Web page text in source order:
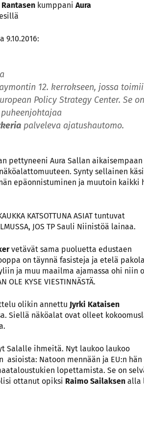
kumppani Aura
12. kerrokseen, jossa
Policy Strategy Center. Se
palveleva ajatushautomo.
pettyneeni Aura Sallan aikaisempaan
Synty sellainen
epäonnistuminen ja muutoin
KATSOTTUNA ASIAT tuntuvat
JOS TP Sauli Niinistöä lainaa.
vetävät sama puoluetta edustaen
on täynnä fasisteja ja etelä
ja muu maailma ajamassa ohi niin
OLE KYSE VIESTINNÄSTÄ.
olikin annettu Jyrki Kataisen
Siellä näköalat ovat olleet
Salalle ihmeitä. Nyt laukoo laukoo
asioista: Natoon mennään ja EU:n
lopettamista. Se on
ottanut opiksi Raimo Sailaksen alla